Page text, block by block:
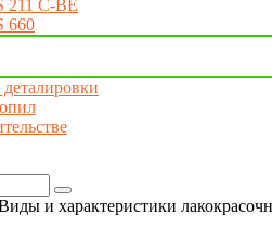
211 C-BE
660
и характеристики